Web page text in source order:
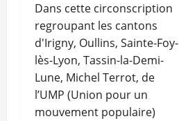
Dans cette circonscription
regroupant les cantons
d'Irigny, Oullins, Sainte-Foy-
lès-Lyon, Tassin-la-Demi-
Lune, Michel Terrot, de
l’UMP (Union pour un
mouvement populaire)